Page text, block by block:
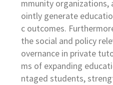
mmunity organizations,
ointly generate
c outcomes.
the social and policy
overnance in private
ms of expanding
ntaged students,